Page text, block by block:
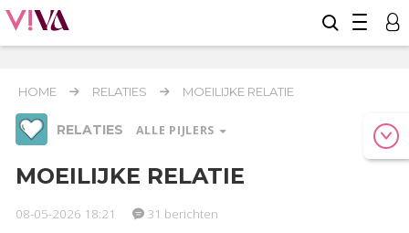
HOME RELATIES MOEILIJKE RELATIE
RELATIES ALLE PIJLERS
Werk & Studie
MOEILIJKE RELATIE
08-05-2026 18:21 31 berichten